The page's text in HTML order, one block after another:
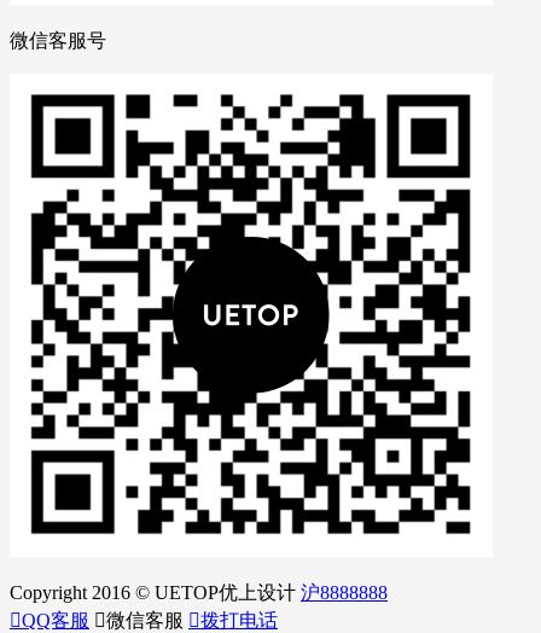
微信客服号
Copyright 2016 © UETOP优上设计 沪8888888
QQ客服 微信客服 拨打电话